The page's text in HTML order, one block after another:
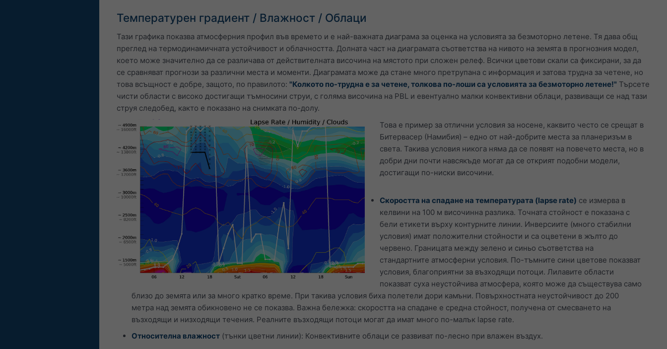
Температурен градиент / Влажност / Облаци
Тази графика показва атмосферния профил във времето и е най-важната диаграма за оценка на условията за безмоторно летене. Тя дава общ
преглед на термодинамичната устойчивост и облачността. Долната част на диаграмата съответства на нивото на земята в прогнозния модел,
което може значително да се различава от действителната височина на мястото при сложен релеф. Всички цветови скали са фиксирани, за да
се сравняват прогнози за различни места и моменти. Диаграмата може да стане много претрупана с информация и затова трудна за четене, но
това всъщност е добре, защото, по правилото: "Колкото по-трудна е за четене, толкова по-лоши са условията за безмоторно летене!" Търсете
чисти области с високо достигащи тъмносини струи, с голяма височина на PBL и евентуално малки конвективни облаци, развиващи се над тази
струя следобед, както е показано на снимката по-долу.
Това е пример за отлични условия за носене, каквито често се срещат в
Битервасер (Намибия) – едно от най-добрите места за планеризъм в
света. Такива условия никога няма да се появят на повечето места, но в
добри дни почти навсякъде могат да се открият подобни модели,
достигащи по-ниски височини.
Скоростта на спадане на температурата (lapse rate) се измерва в
келвини на 100 м височинна разлика. Точната стойност е показана с
бели етикети върху контурните линии. Инверсиите (много стабилни
условия) имат положителни стойности и са оцветени в жълто до
червено. Границата между зелено и синьо съответства на
стандартните атмосферни условия. По-тъмните сини цветове показват
условия, благоприятни за възходящи потоци. Лилавите области
показват суха неустойчива атмосфера, която може да съществува само
близо до земята или за много кратко време. При такива условия биха полетели дори камъни. Повърхностната неустойчивост до 200
метра над земята обикновено не се показва. Важна бележка: скоростта на спадане е средна стойност, получена от смесването на
възходящи и низходящи течения. Реалните възходящи потоци могат да имат много по-малък lapse rate.
Относителна влажност (тънки цветни линии): Конвективните облаци се развиват по-лесно при влажен въздух.